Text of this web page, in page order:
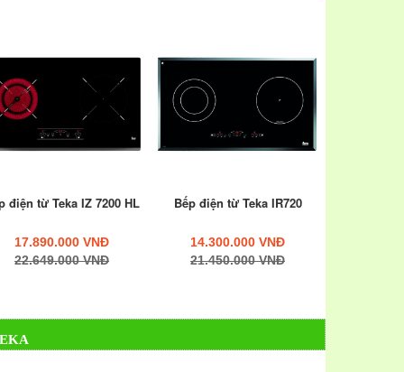
đối với mọi lứa tuổi
điện từ Teka IZ 7200 HL
17.890.000 VNĐ
22.649.000 VNĐ
Bếp điện từ Teka IR720
14.300.000 VNĐ
21.450.000 VNĐ